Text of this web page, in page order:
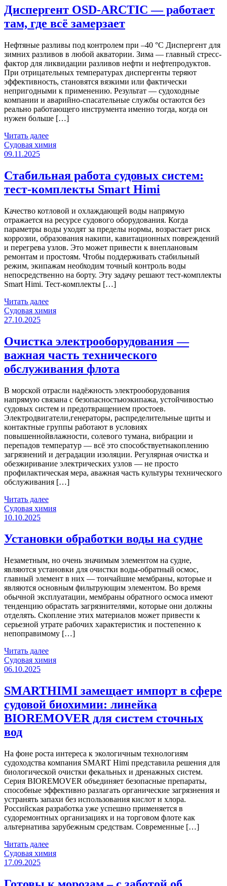
Диспергент OSD-ARCTIC — работает
там, где всё замерзает
Нефтяные разливы под контролем при –40 °C Диспергент для
зимних разливов в любой акватории. Зима — главный стресс-
фактор для ликвидации разливов нефти и нефтепродуктов.
При отрицательных температурах диспергенты теряют
эффективность, становятся вязкими или фактически
непригодными к применению. Результат — судоходные
компании и аварийно-спасательные службы остаются без
реально работающего инструмента именно тогда, когда он
нужен больше […]
Читать далее
Категории
Судовая химия
09.11.2025
Стабильная работа судовых систем:
тест-комплекты Smart Himi
Качество котловой и охлаждающей воды напрямую
отражается на ресурсе судового оборудования. Когда
параметры воды уходят за пределы нормы, возрастает риск
коррозии, образования накипи, кавитационных повреждений
и перегрева узлов. Это может привести к внеплановым
ремонтам и простоям. Чтобы поддерживать стабильный
режим, экипажам необходим точный контроль воды
непосредственно на борту. Эту задачу решают тест-комплекты
Smart Himi. Тест-комплекты […]
Читать далее
Категории
Судовая химия
27.10.2025
Очистка электрооборудования —
важная часть технического
обслуживания флота
В морской отрасли надёжность электрооборудования
напрямую связана с безопасностьюэкипажа, устойчивостью
судовых систем и предотвращением простоев.
Электродвигатели,генераторы, распределительные щиты и
контактные группы работают в условиях
повышеннойвлажности, солевого тумана, вибрации и
перепадов температур — всё это способствуетнакоплению
загрязнений и деградации изоляции. Регулярная очистка и
обезжиривание электрических узлов — не просто
профилактическая мера, аважная часть культуры технического
обслуживания […]
Читать далее
Категории
Судовая химия
10.10.2025
Установки обработки воды на судне
Незаметным, но очень значимым элементом на судне,
являются установки для очистки воды-обратный осмос,
главный элемент в них — тончайшие мембраны, которые и
являются основным фильтрующим элементом. Во время
обычной эксплуатации, мембраны обратного осмоса имеют
тенденцию обрастать загрязнителями, которые они должны
отделять. Скопление этих материалов может привести к
серьезной утрате рабочих характеристик и постепенно к
непоправимому […]
Читать далее
Категории
Судовая химия
06.10.2025
SMARTHIMI замещает импорт в сфере
судовой биохимии: линейка
BIOREMOVER для систем сточных
вод
На фоне роста интереса к экологичным технологиям
судоходства компания SMART Himi представила решения для
биологической очистки фекальных и дренажных систем.
Серия BIOREMOVER объединяет безопасные препараты,
способные эффективно разлагать органические загрязнения и
устранять запахи без использования кислот и хлора.
Российская разработка уже успешно применяется в
судоремонтных организациях и на торговом флоте как
альтернатива зарубежным средствам. Современные […]
Читать далее
Категории
Судовая химия
17.09.2025